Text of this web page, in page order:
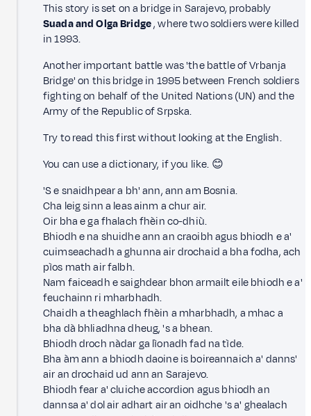
This story is set on a bridge in Sarajevo, probably
Suada and Olga Bridge, where two soldiers were killed
in 1993.
Another important battle was 'the battle of Vrbanja
Bridge' on this bridge in 1995 between French soldiers
fighting on behalf of the United Nations (UN) and the
Army of the Republic of Srpska.
Try to read this first without looking at the English.
You can use a dictionary, if you like. 😊
'S e snaidhpear a bh' ann, ann am Bosnia.
Cha leig sinn a leas ainm a chur air.
Oir bha e ga fhalach fhèin co-dhiù.
Bhiodh e na shuidhe ann an craoibh agus bhiodh e a'
cuimseachadh a ghunna air drochaid a bha fodha, ach
pìos math air falbh.
Nam faiceadh e saighdear bhon armailt eile bhiodh e a'
feuchainn ri mharbhadh.
Chaidh a theaghlach fhèin a mharbhadh, a mhac a
bha dà bhliadhna dheug, 's a bhean.
Bhiodh droch nàdar ga lìonadh fad na tìde.
Bha àm ann a bhiodh daoine is boireannaich a' danns'
air an drochaid ud ann an Sarajevo.
Bhiodh fear a' cluiche accordion agus bhiodh an
dannsa a' dol air adhart air an oidhche 's a' ghealach